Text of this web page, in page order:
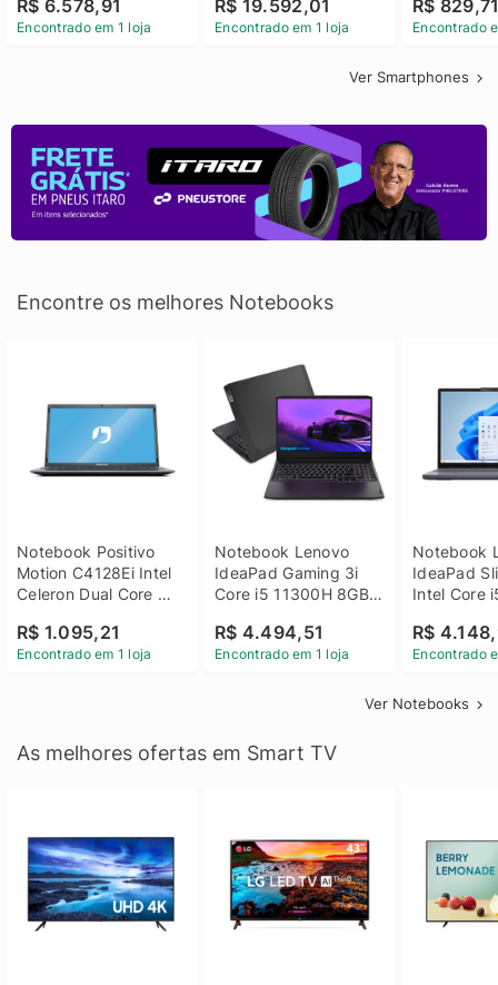
R$ 6.578,91
Encontrado em 1 loja
R$ 19.592,01
Encontrado em 1 loja
R$
Encontrado
Ver Smartphones
Encontre os melhores Notebooks
Notebook Positivo
Motion C4128Ei Intel
Celeron Dual Core
Linux 14 - 3002181
R$ 1.095,21
Encontrado em 1 loja
Notebook Lenovo
IdeaPad Gaming 3i
Core i5 11300H 8GB
GTX 1650 4GB 15.6
FHD Linux - Preto
R$ 4.494,51
Encontrado em 1 loja
Notebook
IdeaPad
Intel Core
SSD Win
R$
Encontrado
Ver Notebooks
As melhores ofertas em Smart TV